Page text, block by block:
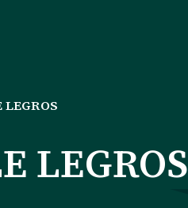
LEGROS